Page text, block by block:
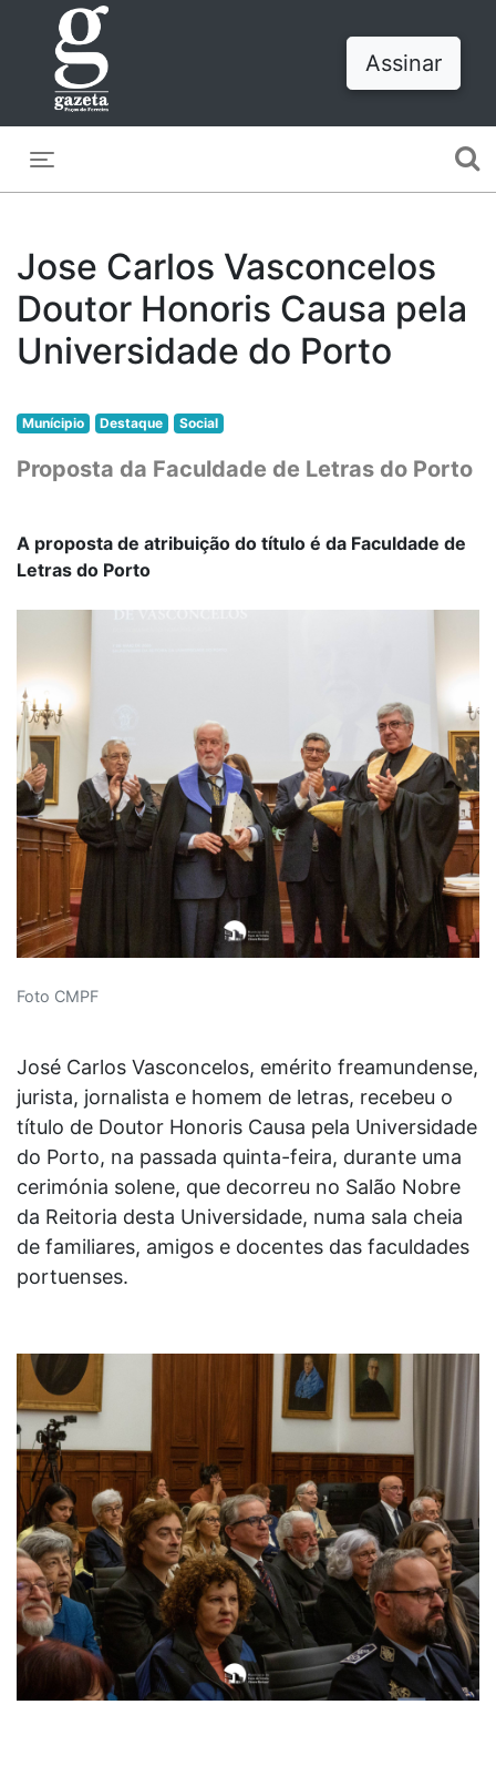
Assinar
Jose Carlos Vasconcelos
Doutor Honoris Causa pela
Universidade do Porto
Munícipio Destaque Social
Proposta da Faculdade de Letras do Porto
A proposta de atribuição do título é da Faculdade de
Letras do Porto
Foto CMPF
José Carlos Vasconcelos, emérito freamundense,
jurista, jornalista e homem de letras, recebeu o
título de Doutor Honoris Causa pela Universidade
do Porto, na passada quinta-feira, durante uma
cerimónia solene, que decorreu no Salão Nobre
da Reitoria desta Universidade, numa sala cheia
de familiares, amigos e docentes das faculdades
portuenses.